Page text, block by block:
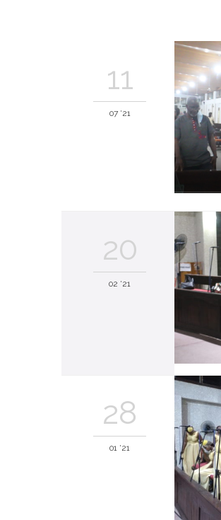
11
07 '21
20
02 '21
28
01 '21